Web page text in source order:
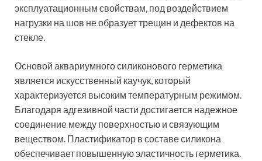
эксплуатационным свойствам, под воздействием
нагрузки на шов не образует трещин и дефектов на
стекле.
Основой аквариумного силиконового герметика
является искусственный каучук, который
характеризуется высоким температурным режимом.
Благодаря адгезивной части достигается надежное
соединение между поверхностью и связующим
веществом. Пластификатор в составе силикона
обеспечивает повышенную эластичность герметика.